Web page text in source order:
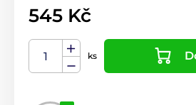
545 Kč
ks